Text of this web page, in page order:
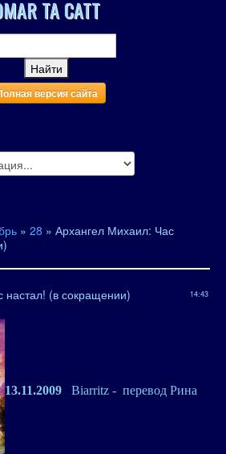
TA CATT
версия сайта
» 28 » Архангел Михаил: Час
14:43
(в сокращении)
13.11.2009 Biarritz - перевод Рина